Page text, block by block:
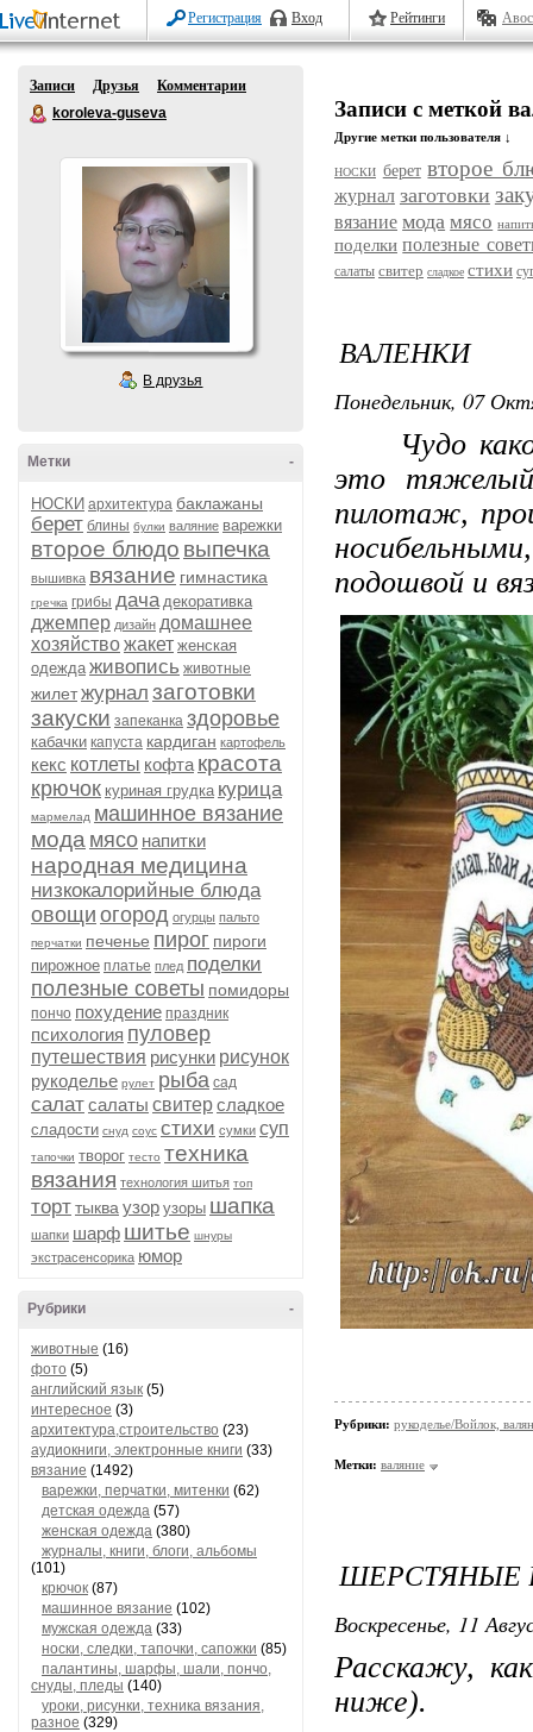
Регистрация Вход Рейтинги
Записи Друзья
Комментарии
koroleva-guseva
В друзья
-
Метки
НОСКИ архитектура баклажаны
берет блины булки валяние варежки
второе блюдо выпечка
вышивка вязание гимнастика
гречка грибы дача декоративка
джемпер дизайн домашнее
хозяйствожакет женская
одежда живопись животные
жилетжурнал заготовки
закуски запеканка здоровье
кабачки капуста кардиган картофель
кекс котлеты кофта красота
крючок куриная грудка курица
мармелад машинное вязание
мода мясо напитки
народная медицина
низкокалорийные блюда
овощи огород огурцы пальто
перчатки печенье пирог пироги
пирожное платье плед поделки
полезные советы помидоры
пончо похудение праздник
психология пуловер
путешествия рисунки рисунок
рукоделье рулет рыба сад
салатсалаты свитерсладкое
сладости снуд соус стихи сумки суп
тапочки творог тесто техника
вязания технология шитья топ
торттыква узор узоры шапка
шапки шарф шитье шнуры
экстрасенсорика юмор
-
Рубрики
животные (16)
фото (5)
английский язык (5)
интересное (3)
архитектура,строительство (23)
аудиокниги, электронные книги (33)
вязание (1492)
варежки, перчатки, митенки (62)
детская одежда (57)
женская одежда (380)
журналы, книги, блоги, альбомы
(101)
крючок (87)
машинное вязание (102)
мужская одежда (33)
носки, следки, тапочки, сапожки (85)
палантины, шарфы, шали, пончо,
снуды, пледы (140)
уроки, рисунки, техника вязания,
разное (329)
Записи с меткой
Другие метки пользователя ↓
НОСКИ берет второе
журнал заготовки
вязание мода мясо
поделки полезные
салаты свитер сладкое стихи
ВАЛЕНКИ
Понедельник, 07
Чудо
это
пилотаж,
подошвой и
Рубрики: рукоделье/Войлок,
Метки: валяние
ШЕРСТЯНЫЕ
Воскресенье, 11
Расскажу,
ниже).